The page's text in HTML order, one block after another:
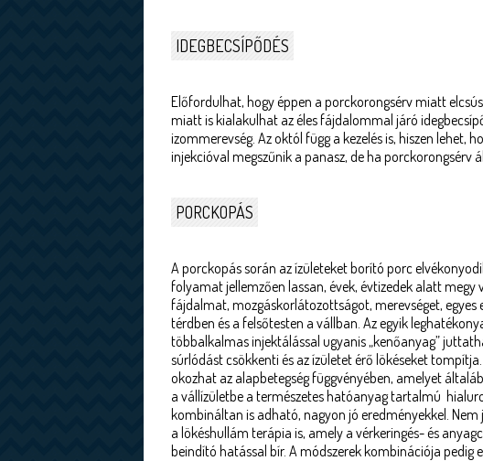
IDEGBECSÍPŐDÉS
Előfordulhat, hogy éppen a porckorongsérv miatt
miatt is kialakulhat az éles fájdalommal járó
izommerevség. Az októl függ a kezelés is, hiszen lehet,
injekcióval megszűnik a panasz, de ha porckorongsérv
PORCKOPÁS
A porckopás során az ízületeket borító porc
folyamat jellemzően lassan, évek, évtizedek alatt megy
fájdalmat, mozgáskorlátozottságot, merevséget,
térdben és a felsőtesten a vállban. Az egyik
többalkalmas injektálással ugyanis „kenőanyag”
súrlódást csökkenti és az ízületet érő lökéseket
okozhat az alapbetegség függvényében, amelyet
a vállízületbe a természetes hatóanyag tartalmú
kombináltan is adható, nagyon jó eredményekkel. Nem
a lökéshullám terápia is, amely a vérkeringés- és
beindító hatással bír. A módszerek kombinációja pedig